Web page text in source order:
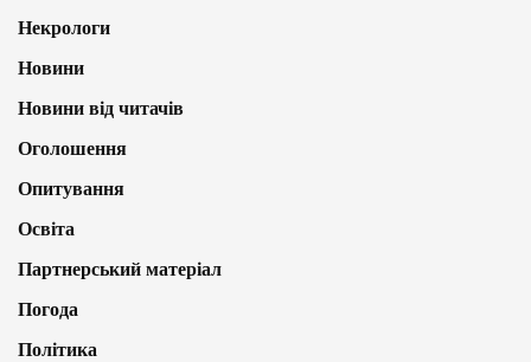
Некрологи
Новини
Новини від читачів
Оголошення
Опитування
Освіта
Партнерський матеріал
Погода
Політика